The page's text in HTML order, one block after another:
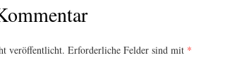
veröffentlicht. Erforderliche Felder sind mit *